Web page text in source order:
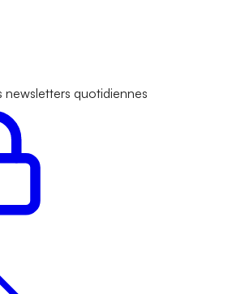
newsletters quotidiennes